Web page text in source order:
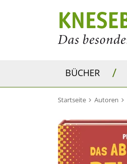
BÜCHER /
Startseite Autoren